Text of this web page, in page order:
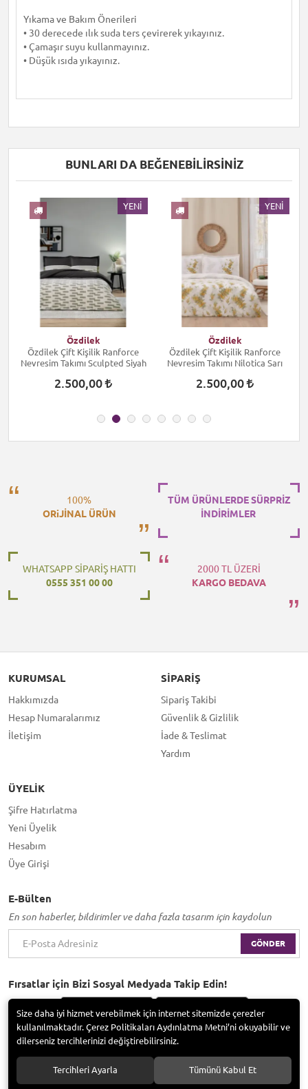
Yıkama ve Bakım Önerileri
• 30 derecede ılık suda ters çevirerek yıkayınız.
• Çamaşır suyu kullanmayınız.
• Düşük ısıda yıkayınız.
BUNLARI DA BEĞENEBILIRSINIZ
YENI
Özdilek
Özdilek Çift Kişilik Ranforce
Nevresim Takımı Sculpted Siyah
2.500,00
YENI
Özdilek
Özdilek Çift Kişilik Ranforce
Nevresim Takımı Nilotica Sarı
2.500,00
100%
ORiJİNAL ÜRÜN
TÜM ÜRÜNLERDE SÜRPRİZ
İNDİRİMLER
WHATSAPP SİPARİŞ HATTI
0555 351 00 00
2000 TL ÜZERİ
KARGO BEDAVA
KURUMSAL
Hakkımızda
Hesap Numaralarımız
İletişim
SIPARIŞ
Sipariş Takibi
Güvenlik & Gizlilik
İade & Teslimat
Yardım
ÜYELIK
Şifre Hatırlatma
Yeni Üyelik
Hesabım
Üye Girişi
E-Bülten
En son haberler, bildirimler ve daha fazla tasarım için kaydolun
GÖNDER
Fırsatlar için Bizi Sosyal Medyada Takip Edin!
Bayramoğlu Group / Adem Tufan Kocabaş. Tüm hakları saklıdır.
Size daha iyi hizmet verebilmek için internet sitemizde çerezler
kullanılmaktadır. Çerez Politikaları Aydınlatma Metni’ni okuyabilir ve
dilerseniz tercihlerinizi değiştirebilirsiniz.
Tercihleri Ayarla Tümünü Kabul Et